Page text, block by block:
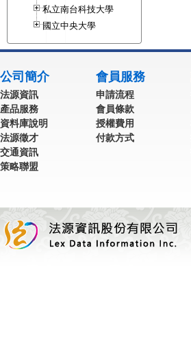
私立南台科技大學
國立中央大學
公司簡介
法源資訊
產品服務
資料庫說明
法源徵才
交通資訊
策略聯盟
會員服務
申請流程
會員條款
授權費用
付款方式